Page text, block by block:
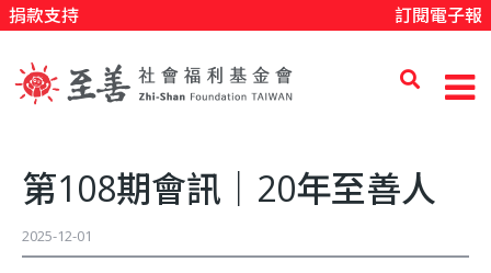
主
捐款支持 訂閱電子報
至
善
第108期會訊｜20年至善人
2025-12-01